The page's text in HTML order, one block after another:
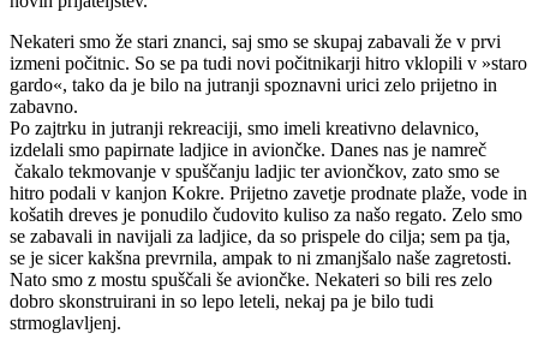
Nekateri smo že stari znanci, saj smo se skupaj zabavali že v prvi
izmeni počitnic. So se pa tudi novi počitnikarji hitro vklopili v »staro
gardo«, tako da je bilo na jutranji spoznavni urici zelo prijetno in
zabavno.
Po zajtrku in jutranji rekreaciji, smo imeli kreativno delavnico,
izdelali smo papirnate ladjice in aviončke. Danes nas je namreč
čakalo tekmovanje v spuščanju ladjic ter aviončkov, zato smo se
hitro podali v kanjon Kokre. Prijetno zavetje prodnate plaže, vode in
košatih dreves je ponudilo čudovito kuliso za našo regato. Zelo smo
se zabavali in navijali za ladjice, da so prispele do cilja; sem pa tja,
se je sicer kakšna prevrnila, ampak to ni zmanjšalo naše zagretosti.
Nato smo z mostu spuščali še aviončke. Nekateri so bili res zelo
dobro skonstruirani in so lepo leteli, nekaj pa je bilo tudi
strmoglavljenj.